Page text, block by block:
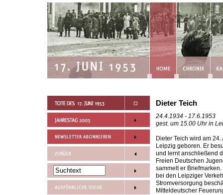
Dieter Teich
24.4.1934 - 17.6.1953
gest. um 15.00 Uhr in
Dieter Teich wird am
Leipzig geboren. Er
und lernt anschließend
Freien Deutschen
sammelt er
bei den Leipziger
Stromversorgung
Mitteldeutscher